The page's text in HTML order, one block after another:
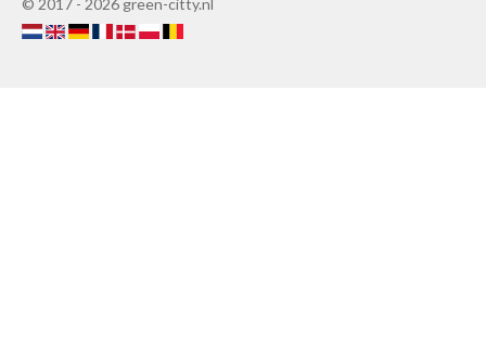
© 2017 - 2026 green-citty.nl